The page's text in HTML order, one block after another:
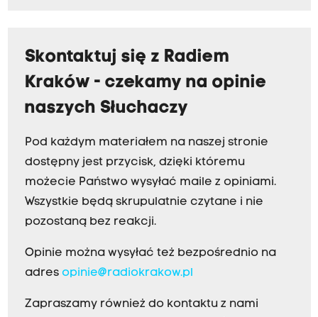
Skontaktuj się z Radiem
Kraków - czekamy na opinie
naszych Słuchaczy
Pod każdym materiałem na naszej stronie
dostępny jest przycisk, dzięki któremu
możecie Państwo wysyłać maile z opiniami.
Wszystkie będą skrupulatnie czytane i nie
pozostaną bez reakcji.
Opinie można wysyłać też bezpośrednio na
adres opinie@radiokrakow.pl
Zapraszamy również do kontaktu z nami